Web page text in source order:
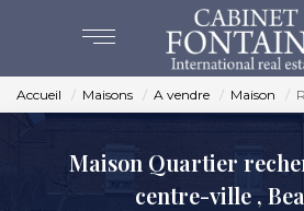
ACHAT
VENTES
Accueil Maisons A vendre Maison
Maison Quartier
centre-ville ,